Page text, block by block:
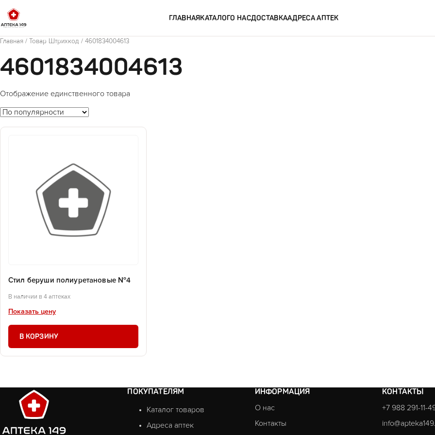
ГЛАВНАЯКАТАЛОГО НАСДОСТАВКААДРЕСА АПТЕК
Главная / Товар Штрихкод / 4601834004613
4601834004613
Отображение единственного товара
Стил беруши полиуретановые №4
В наличии в 4 аптеках
Показать цену
В КОРЗИНУ
ПОКУПАТЕЛЯМ
Каталог товаров
Адреса аптек
ИНФОРМАЦИЯ
О нас
Контакты
КОНТАКТЫ
+7 988 291-11-